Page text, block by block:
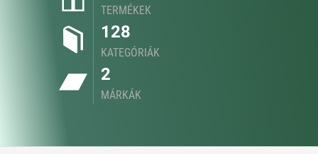
TERMÉKEK
128
KATEGÓRIÁK
2
MÁRKÁK